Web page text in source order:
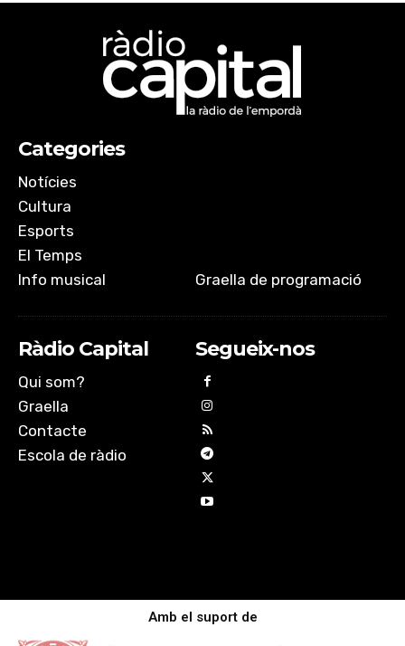
Categories
Notícies
Cultura
Esports
El Temps
Info musical
Graella de programació
Ràdio Capital
Qui som?
Graella
Contacte
Escola de ràdio
Segueix-nos
Amb el suport de